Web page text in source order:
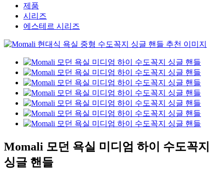
제품
시리즈
에스테르 시리즈
Momali 모던 욕실 미디엄 하이 수도꼭지
싱글 핸들